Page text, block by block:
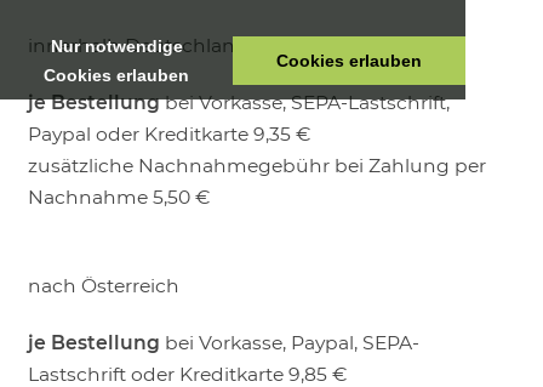
Nur notwendige
Cookies erlauben
Cookies erlauben
HOME
TIERNAHRUNG
VITALPRODUKTE
KOSMETIK
SHOP
LOGIN
innerhalb Deutschland
je Bestellungbei Vorkasse, SEPA-Lastschrift,
Paypal oder Kreditkarte 9,35 €
zusätzliche Nachnahmegebühr bei Zahlung per
Nachnahme 5,50 €
nach Österreich
je Bestellung bei Vorkasse, Paypal, SEPA-
Lastschrift oder Kreditkarte 9,85 €